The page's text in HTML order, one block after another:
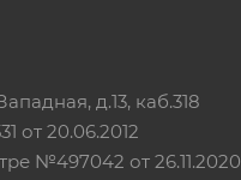
д.13, каб.318
от 20.06.2012
№497042 от 26.11.2020